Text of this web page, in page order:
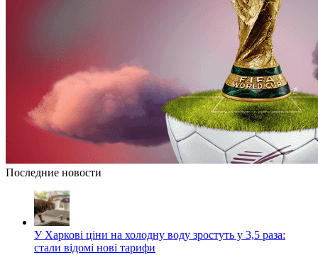
Последние новости
У Харкові ціни на холодну воду зростуть у 3,5 раза:
стали відомі нові тарифи